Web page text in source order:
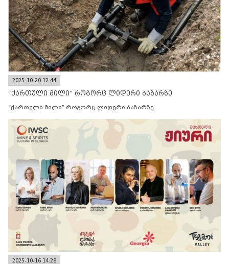
2025-10-20 12:44
“ქართული მილი” როგორც ლიდერი ბაზარზე
“ქართული მილი” როგორც ლიდერი ბაზარზე
2025-10-16 14:28